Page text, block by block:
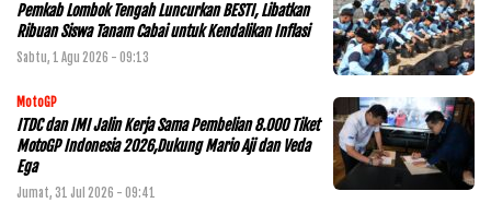
Pemkab Lombok Tengah Luncurkan BESTI, Libatkan
Ribuan Siswa Tanam Cabai untuk Kendalikan Inflasi
Sabtu, 1 Agu 2026 - 09:13
MotoGP
ITDC dan IMI Jalin Kerja Sama Pembelian 8.000 Tiket
MotoGP Indonesia 2026,Dukung Mario Aji dan Veda
Ega
Jumat, 31 Jul 2026 - 09:41